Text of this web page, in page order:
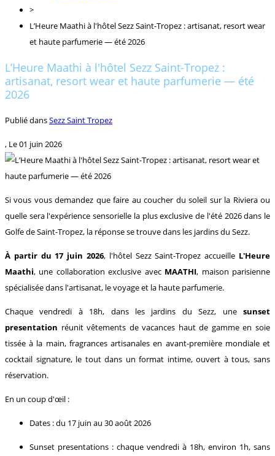
>
L’Heure Maathi à l'hôtel Sezz Saint-Tropez : artisanat, resort wear
et haute parfumerie — été 2026
L’Heure Maathi à l'hôtel Sezz Saint-Tropez :
artisanat, resort wear et haute parfumerie — été
2026
Publié dansSezz Saint Tropez
, Le01 juin 2026
Si vous vous demandez que faire au coucher du soleil sur la Riviera ou
quelle sera l'expérience sensorielle la plus exclusive de l'été 2026 dans le
Golfe de Saint-Tropez, la réponse se trouve dans les jardins du Sezz.
À partir du 17 juin 2026, l'hôtel Sezz Saint-Tropez accueille L'Heure
Maathi, une collaboration exclusive avec MAATHI, maison parisienne
spécialisée dans l'artisanat, le voyage et la haute parfumerie.
Chaque vendredi à 18h, dans les jardins du Sezz, une sunset
presentation réunit vêtements de vacances haut de gamme en soie
tissée à la main, fragrances artisanales en avant-première mondiale et
cocktail signature, le tout dans un format intime, ouvert à tous, sans
réservation.
En un coup d'œil :
Dates : du 17 juin au 30 août 2026
Sunset presentations : chaque vendredi à 18h, environ 1h, sans